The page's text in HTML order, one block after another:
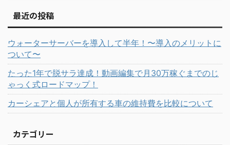
最近の投稿
ウォーターサーバーを導入して半年！〜導入のメリットに
ついて〜
たった1年で脱サラ達成！動画編集で月30万稼ぐまでのじ
ゃっく式ロードマップ！
カーシェアと個人が所有する車の維持費を比較について
カテゴリー